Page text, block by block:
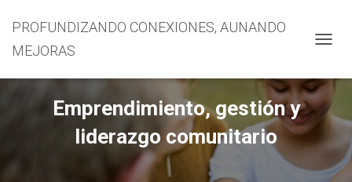
PROFUNDIZANDO CONEXIONES, AUNANDO
MEJORAS
Emprendimiento, gestión y
liderazgo comunitario